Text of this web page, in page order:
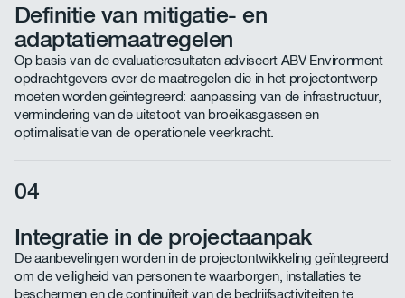
Definitie van mitigatie- en
adaptatiemaatregelen
Op basis van de evaluatieresultaten adviseert ABV Environment
opdrachtgevers over de maatregelen die in het projectontwerp
moeten worden geïntegreerd: aanpassing van de infrastructuur,
vermindering van de uitstoot van broeikasgassen en
optimalisatie van de operationele veerkracht.
04
Integratie in de projectaanpak
De aanbevelingen worden in de projectontwikkeling geïntegreerd
om de veiligheid van personen te waarborgen, installaties te
beschermen en de continuïteit van de bedrijfsactiviteiten te